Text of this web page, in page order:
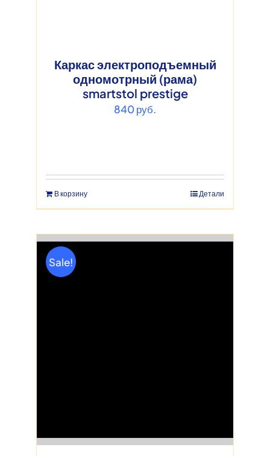
Каркас электроподъемный
одномотрный (рама)
smartstol prestige
840руб.
В корзину Детали
Sale!